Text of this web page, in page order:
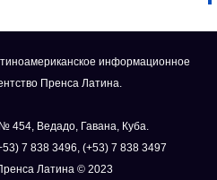
информационное
Пренса Латина.
454, Ведадо, Гавана, Куба.
7 838 3496, (+53) 7 838 3497
Латина © 2023